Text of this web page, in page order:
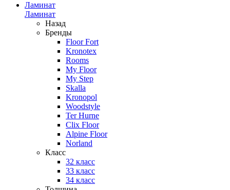
Ламинат
Ламинат
Назад
Бренды
Floor Fort
Kronotex
Rooms
My Floor
My Step
Skalla
Kronopol
Woodstyle
Ter Hurne
Clix Floor
Alpine Floor
Norland
Класс
32 класс
33 класс
34 класс